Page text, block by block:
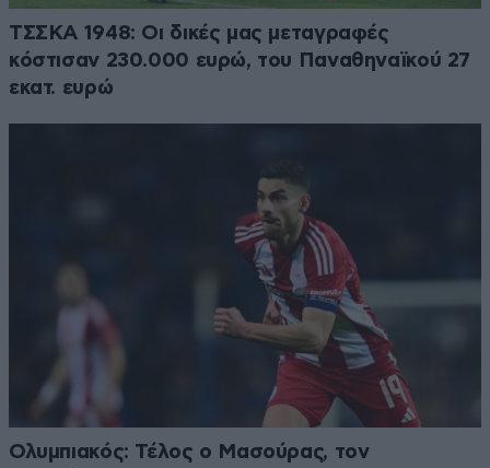
ΤΣΣΚΑ 1948: Οι δικές μας μεταγραφές
κόστισαν 230.000 ευρώ, του Παναθηναϊκού 27
εκατ. ευρώ
Ολυμπιακός: Τέλος ο Μασούρας, τον